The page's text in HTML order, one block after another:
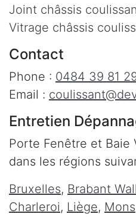
Joint châssis
Vitrage châssis
Contact
Phone : 0484 39 81
Email :
Entretien
Porte Fenêtre et Baie
dans les régions
Bruxelles, Brabant
Charleroi, Liège, Mons